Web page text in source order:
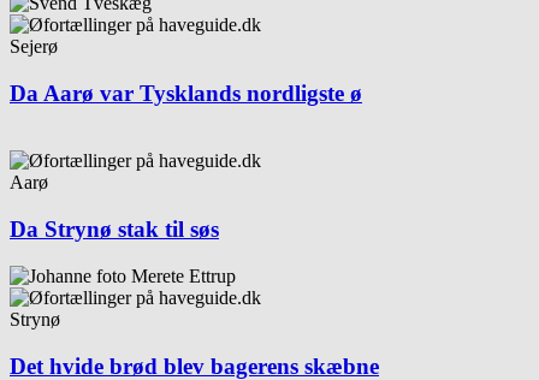
Sejerø
Da Aarø var Tysklands nordligste ø
Aarø
Da Strynø stak til søs
Strynø
Det hvide brød blev bagerens skæbne